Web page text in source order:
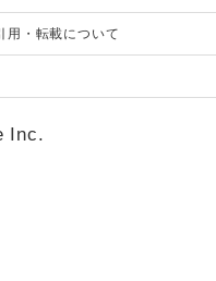
用・転載について
Inc.